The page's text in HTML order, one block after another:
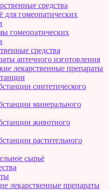
средства
для гомеопатических
гомеопатических
средства
аптечного изготовления
лекарственные препараты
синтетического
минерального
животного
растительного
сырьё
лекарственные препараты